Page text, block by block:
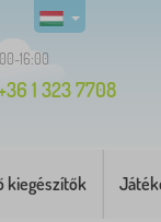
16:00
1 323 7708
kiegészítők